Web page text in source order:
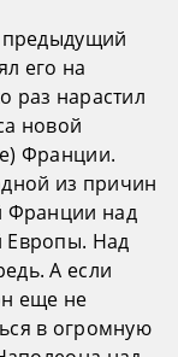
его на
раз нарастил
новой
Франции.
из причин
Франции над
Европы. Над
А если
еще не
в огромную